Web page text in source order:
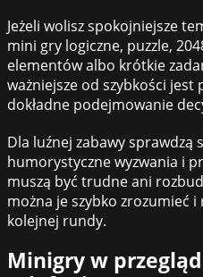
Jeżeli wolisz spokojniejsze
mini gry logiczne, puzzle,
elementów albo krótkie
ważniejsze od szybkości
dokładne podejmowanie
Dla luźnej zabawy sprawdzą
humorystyczne wyzwania i
muszą być trudne ani
można je szybko zrozumieć
kolejnej rundy.
Minigry w